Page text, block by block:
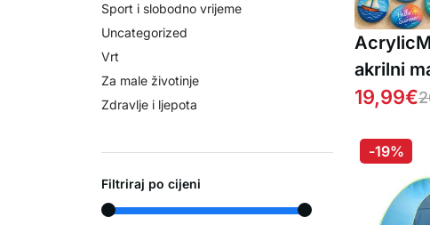
akrilni
kom)
19,99€
-19%
Sport i slobodno vrijeme
Uncategorized
Vrt
Za male životinje
Zdravlje i ljepota
Filtriraj po cijeni